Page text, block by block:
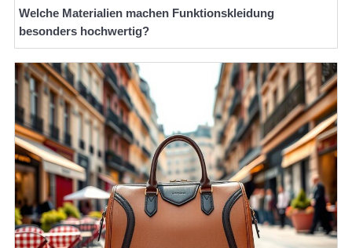
Welche Materialien machen Funktionskleidung
besonders hochwertig?